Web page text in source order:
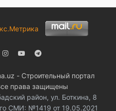
- Строительный портал
права защищены
район, ул. Боткина, 8
СМИ: №1419 от 19.05.2021